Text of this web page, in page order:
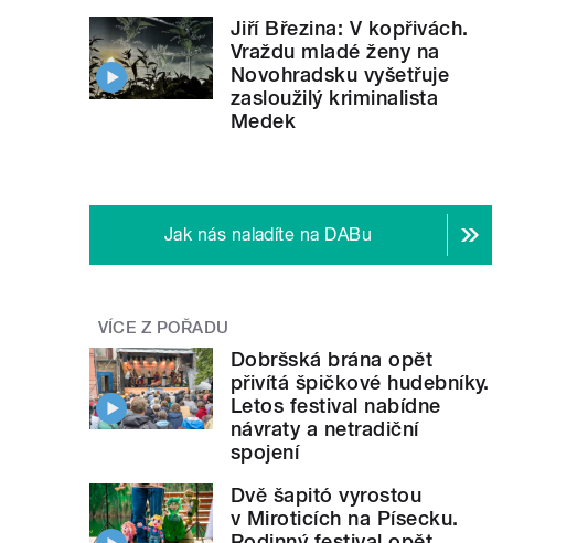
Jiří Březina: V kopřivách.
Vraždu mladé ženy na
Novohradsku vyšetřuje
zasloužilý kriminalista
Medek
Jak nás naladíte na DABu
VÍCE Z POŘADU
Dobršská brána opět
přivítá špičkové hudebníky.
Letos festival nabídne
návraty a netradiční
spojení
Dvě šapitó vyrostou
v Miroticích na Písecku.